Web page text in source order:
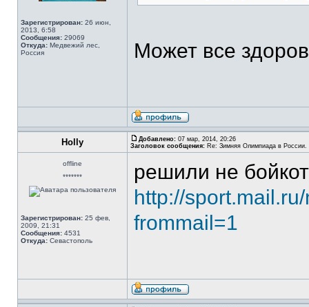
Зарегистрирован: 26 июн,
2013, 6:58
Сообщения: 29069
Откуда: Медвежий лес,
Россия
Может все
Holly Добавлено: 07 мар, 2014, 20:26
Заголовок сообщения: Re: Зимняя Олимпиада в России.
offline
*******
Зарегистрирован: 25 фев,
2009, 21:31
Сообщения: 4531
Откуда: Севастополь
решили не
http://
frommail=1